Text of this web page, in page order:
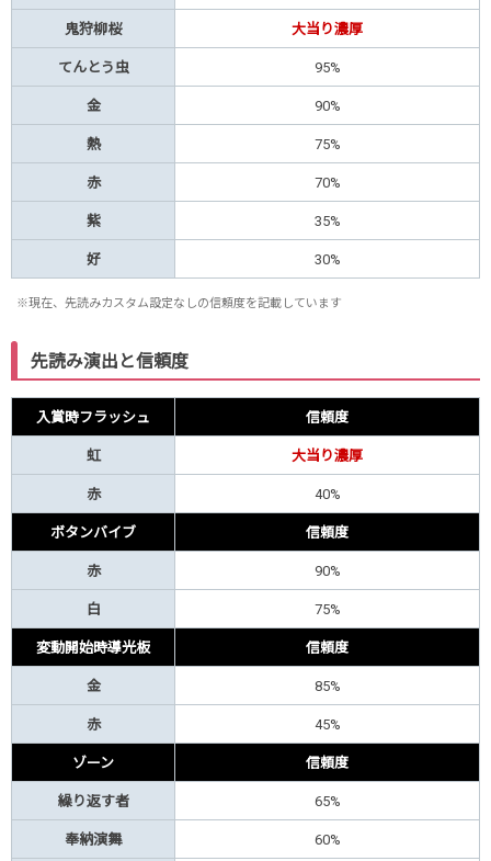
鬼狩柳桜 大当り濃厚
てんとう虫 95%
金 90%
熱 75%
赤 70%
紫 35%
好 30%
※現在、先読みカスタム設定なしの信頼度を記載しています
先読み演出と信頼度
入賞時フラッシュ 信頼度
虹 大当り濃厚
赤 40%
ボタンバイブ 信頼度
赤 90%
白 75%
変動開始時導光板 信頼度
金 85%
赤 45%
ゾーン 信頼度
繰り返す者 65%
奉納演舞 60%